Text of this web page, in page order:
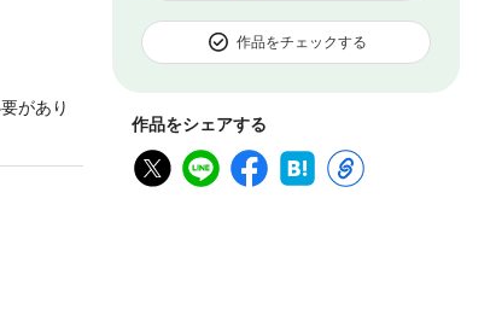
作品をチェックする
作品をシェアする
があり